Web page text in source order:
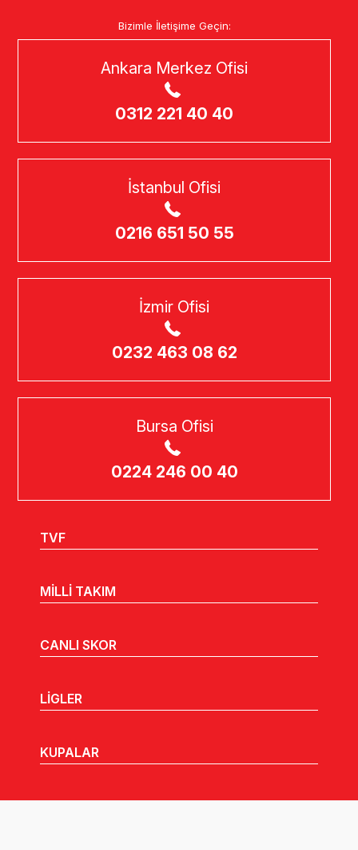
Bizimle İletişime Geçin:
Ankara Merkez Ofisi
0312 221 40 40
İstanbul Ofisi
0216 651 50 55
İzmir Ofisi
0232 463 08 62
Bursa Ofisi
0224 246 00 40
TVF
MİLLİ TAKIM
CANLI SKOR
LİGLER
KUPALAR